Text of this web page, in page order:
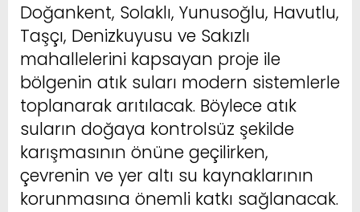
Doğankent, Solaklı, Yunusoğlu, Havutlu,
Taşçı, Denizkuyusu ve Sakızlı
mahallelerini kapsayan proje ile
bölgenin atık suları modern sistemlerle
toplanarak arıtılacak. Böylece atık
suların doğaya kontrolsüz şekilde
karışmasının önüne geçilirken,
çevrenin ve yer altı su kaynaklarının
korunmasına önemli katkı sağlanacak.